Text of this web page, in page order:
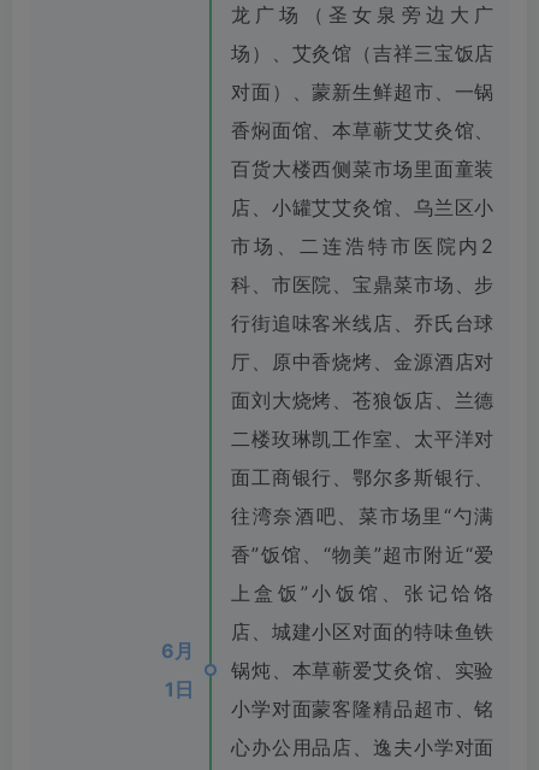
6月
1日
龙广场（圣女泉旁边大广
场）、艾灸馆（吉祥三宝饭店
对面）、蒙新生鲜超市、一锅
香焖面馆、本草蕲艾艾灸馆、
百货大楼西侧菜市场里面童装
店、小罐艾艾灸馆、乌兰区小
市场、二连浩特市医院内2
科、市医院、宝鼎菜市场、步
行街追味客米线店、乔氏台球
厅、原中香烧烤、金源酒店对
面刘大烧烤、苍狼饭店、兰德
二楼玫琳凯工作室、太平洋对
面工商银行、鄂尔多斯银行、
往湾奈酒吧、菜市场里“勺满
香”饭馆、“物美”超市附近“爱
上盒饭”小饭馆、张记饸饹
店、城建小区对面的特味鱼铁
锅炖、本草蕲爱艾灸馆、实验
小学对面蒙客隆精品超市、铭
心办公用品店、逸夫小学对面